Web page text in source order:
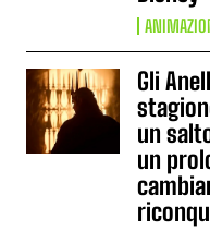
Gli
un
un